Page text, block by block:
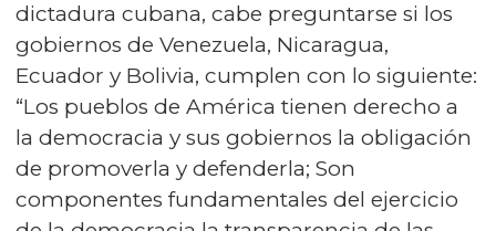
dictadura cubana, cabe preguntarse si los
gobiernos de Venezuela, Nicaragua,
Ecuador y Bolivia, cumplen con lo siguiente:
“Los pueblos de América tienen derecho a
la democracia y sus gobiernos la obligación
de promoverla y defenderla; Son
componentes fundamentales del ejercicio